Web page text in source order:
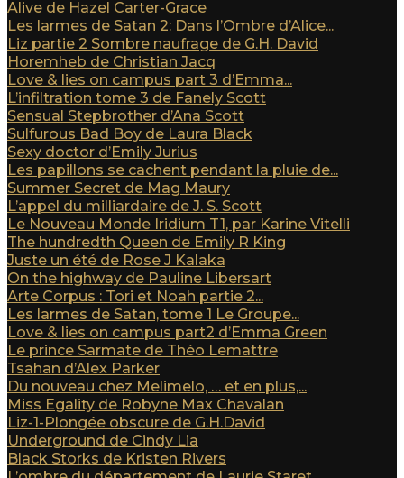
Alive de Hazel Carter-Grace
Les larmes de Satan 2: Dans l’Ombre d’Alice...
Liz partie 2 Sombre naufrage de G.H. David
Horemheb de Christian Jacq
Love & lies on campus part 3 d’Emma...
L’infiltration tome 3 de Fanely Scott
Sensual Stepbrother d’Ana Scott
Sulfurous Bad Boy de Laura Black
Sexy doctor d’Emily Jurius
Les papillons se cachent pendant la pluie de...
Summer Secret de Mag Maury
L’appel du milliardaire de J. S. Scott
Le Nouveau Monde Iridium T1, par Karine Vitelli
The hundredth Queen de Emily R King
Juste un été de Rose J Kalaka
On the highway de Pauline Libersart
Arte Corpus : Tori et Noah partie 2...
Les larmes de Satan, tome 1 Le Groupe...
Love & lies on campus part2 d’Emma Green
Le prince Sarmate de Théo Lemattre
Tsahan d’Alex Parker
Du nouveau chez Melimelo, … et en plus,...
Miss Egality de Robyne Max Chavalan
Liz-1-Plongée obscure de G.H.David
Underground de Cindy Lia
Black Storks de Kristen Rivers